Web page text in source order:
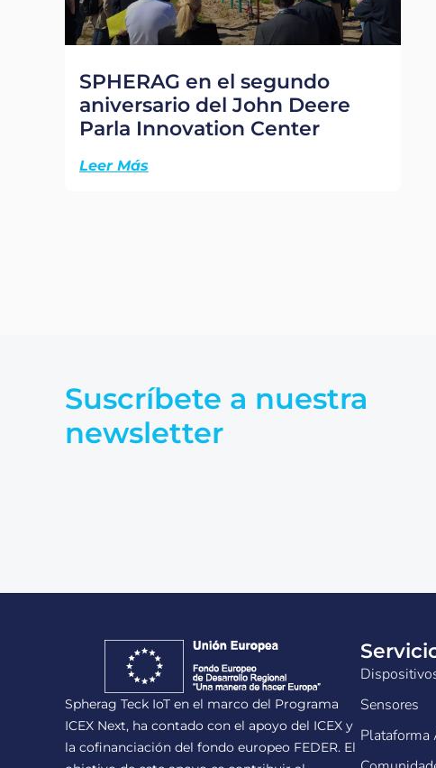
SPHERAG en el segundo
aniversario del John Deere
Parla Innovation Center
Leer Más
Suscríbete a nuestra
newsletter
Spherag Teck IoT en el marco del Programa
ICEX Next, ha contado con el apoyo del ICEX y
la cofinanciación del fondo europeo FEDER. El
Sensores
Plataforma